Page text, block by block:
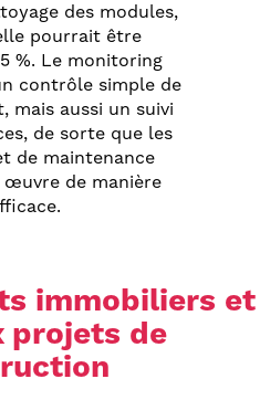
des modules,
pourrait être
%. Le monitoring
contrôle simple de
mais aussi un suivi
de sorte que les
de maintenance
œuvre de manière
immobiliers et
projets de